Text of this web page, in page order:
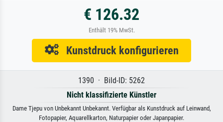
€ 126.32
Enthält 19% MwSt.
Kunstdruck konfigurieren
1390 · Bild-ID: 5262
Nicht klassifizierte Künstler
Dame Tjepu von Unbekannt Unbekannt. Verfügbar als Kunstdruck auf Leinwand,
Fotopapier, Aquarellkarton, Naturpapier oder Japanpapier.